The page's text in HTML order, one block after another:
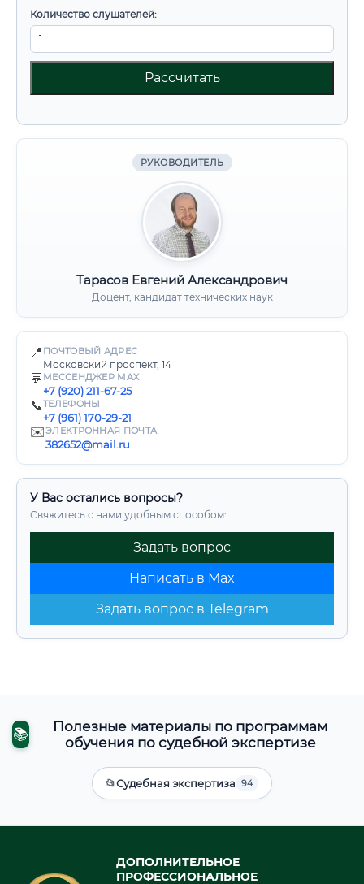
Количество слушателей:
Рассчитать
РУКОВОДИТЕЛЬ
Тарасов Евгений Александрович
Доцент, кандидат технических наук
📍 ПОЧТОВЫЙ АДРЕС
Московский проспект, 14
💬 МЕССЕНДЖЕР MAX
+7 (920) 211-67-25
📞ТЕЛЕФОНЫ
+7 (961) 170-29-21
✉️ЭЛЕКТРОННАЯ ПОЧТА
382652@mail.ru
У Вас остались вопросы?
Свяжитесь с нами удобным способом:
Задать вопрос
Написать в Max
Задать вопрос в Telegram
📚
Полезные материалы по программам
обучения по судебной экспертизе
📂Судебная экспертиза 94
ДОПОЛНИТЕЛЬНОЕ
ПРОФЕССИОНАЛЬНОЕ